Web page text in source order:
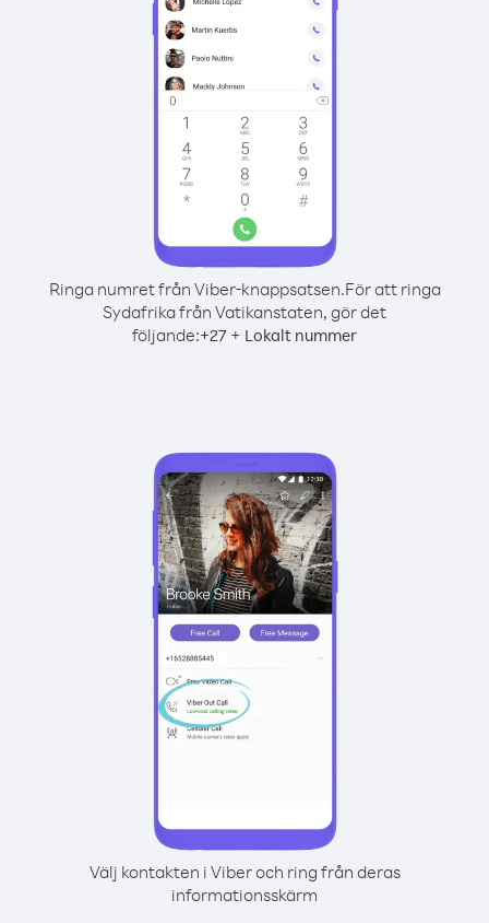
Ringa numret från Viber-knappsatsen.För att ringa
Sydafrika från Vatikanstaten, gör det
följande:+27 + Lokalt nummer
Välj kontakten i Viber och ring från deras
informationsskärm